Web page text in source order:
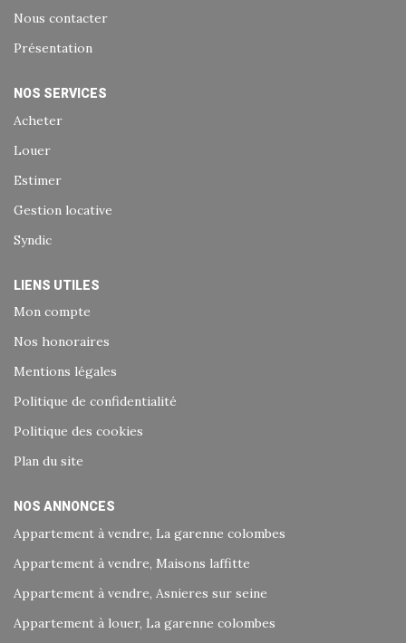
Extranet Syndic Et Gestion Locative
Nous contacter
Présentation
NOS SERVICES
Acheter
Louer
Estimer
Gestion locative
Syndic
LIENS UTILES
Mon compte
Nos honoraires
Mentions légales
Politique de confidentialité
Politique des cookies
Plan du site
NOS ANNONCES
Appartement à vendre, La garenne colombes
Appartement à vendre, Maisons laffitte
Appartement à vendre, Asnieres sur seine
Appartement à louer, La garenne colombes